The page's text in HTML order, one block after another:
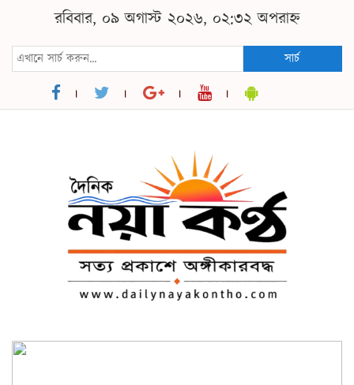
রবিবার, ০৯ অগাস্ট ২০২৬, ০২:৩২ অপরাহ্ন
সার্চ